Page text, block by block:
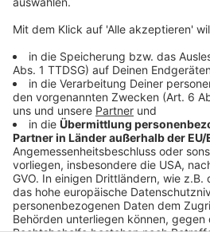
Anzeige
Anzeige